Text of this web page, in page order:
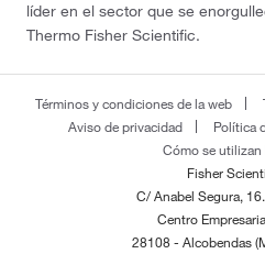
líder en el sector que se
Thermo Fisher Scientific.
Términos y condiciones de la web
Aviso de privacidad
Política
Cómo se utilizan
Fisher
C/ Anabel Segura,
Centro
28108 - Alcobendas